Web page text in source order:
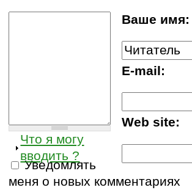
Ваше имя:
E-mail:
Web site:
Что я могу
вводить ?
Уведомлять
меня о новых комментариях